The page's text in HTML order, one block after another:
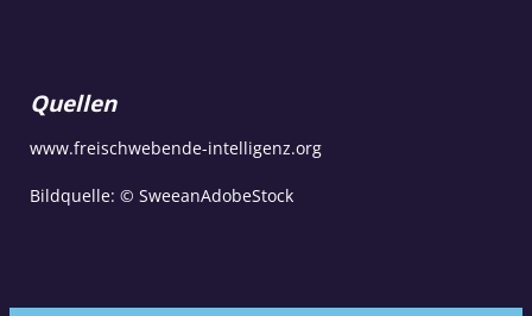
Quellen
www.freischwebende-intelligenz.org
Bildquelle: © SweeanAdobeStock